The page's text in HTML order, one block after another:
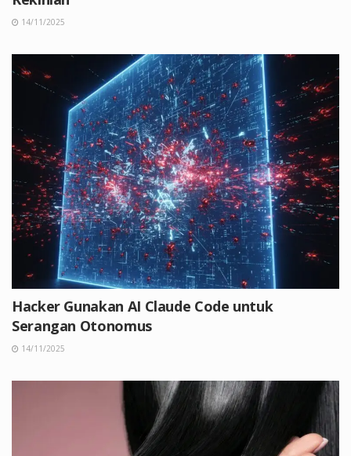
14/11/2025
Hacker Gunakan AI Claude Code untuk
Serangan Otonomus
14/11/2025